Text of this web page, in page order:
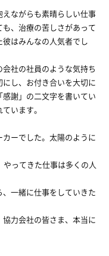
ながらも素晴らしい仕事
、治療の苦しさがあって
はみんなの人気者でし
社の社員のような気持ち
し、お付き合いを大切に
謝」の二文字を書いてい
います。
ーでした。太陽のように
ってきた仕事は多くの人
一緒に仕事をしていきた
力会社の皆さま、本当に